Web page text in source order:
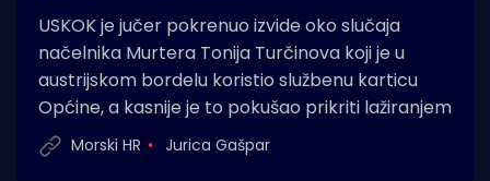
USKOK je jučer pokrenuo izvide oko slučaja
načelnika Murtera Tonija Turčinova koji je u
austrijskom bordelu koristio službenu karticu
Općine, a kasnije je to pokušao prikriti lažiranjem
Morski HR Jurica Gašpar